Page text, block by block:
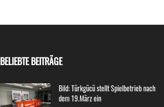
BELIEBTE BEITRÄGE
Bild: Türkgücü stellt Spielbetrieb nach
dem 19.März ein